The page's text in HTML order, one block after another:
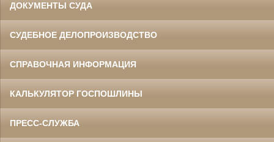
ДОКУМЕНТЫ СУДА
СУДЕБНОЕ ДЕЛОПРОИЗВОДСТВО
СПРАВОЧНАЯ ИНФОРМАЦИЯ
КАЛЬКУЛЯТОР ГОСПОШЛИНЫ
ПРЕСС-СЛУЖБА